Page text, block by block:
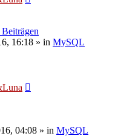
16:18 » in MySQL
04:08 » in MySQL